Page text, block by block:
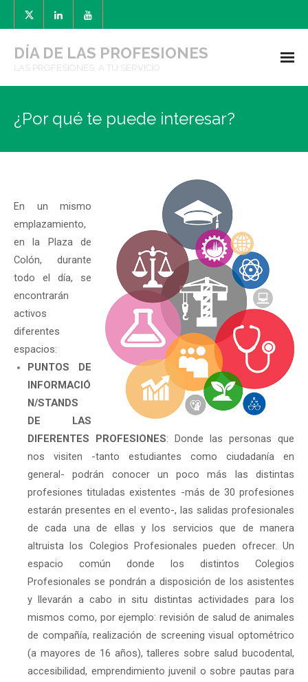
DÍA DE LAS PROFESIONES
LAS PROFESIONES, A TU SERVICIO
EDICIONES ANTERIORES
- 7ª EDICIÓN. 2023
- 5ª EDICIÓN. 2021
- 4ª EDICIÓN. 2020
- 3ª EDICIÓN. 2019
- 2ª EDICIÓN. 2018
- 1ª EDICIÓN. 2017
¿Por qué te puede interesar?
En un mismo
emplazamiento,
en la Plaza de
Colón, durante
todo el día, se
encontrarán
activos
diferentes
espacios:
PUNTOS DE
INFORMACIÓ
N/STANDS
DE LAS
DIFERENTES PROFESIONES: Donde las personas que
nos visiten -tanto estudiantes como ciudadanía en
general- podrán conocer un poco más las distintas
profesiones tituladas existentes -más de 30 profesiones
estarán presentes en el evento-, las salidas profesionales
de cada una de ellas y los servicios que de manera
altruista los Colegios Profesionales pueden ofrecer. Un
espacio común donde los distintos Colegios
Profesionales se pondrán a disposición de los asistentes
y llevarán a cabo in situ distintas actividades para los
mismos como, por ejemplo: revisión de salud de animales
de compañía, realización de screening visual optométrico
(a mayores de 16 años), talleres sobre salud bucodental,
accesibilidad, emprendimiento juvenil o sobre pautas para